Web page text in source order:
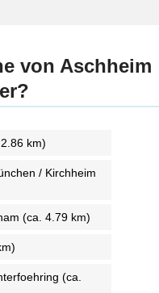
von Aschheim
km)
/ Kirchheim
(ca. 4.79 km)
(ca.